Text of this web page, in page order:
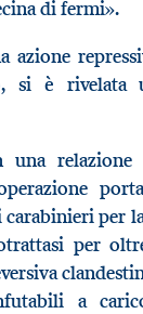
di fermi».
si è
una
per
per
a